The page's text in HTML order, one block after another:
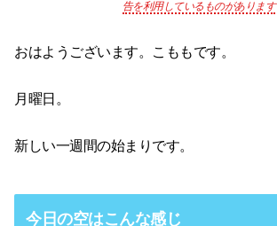
告を利用しているものがあります
おはようございます。こももです。
月曜日。
新しい一週間の始まりです。
今日の空はこんな感じ